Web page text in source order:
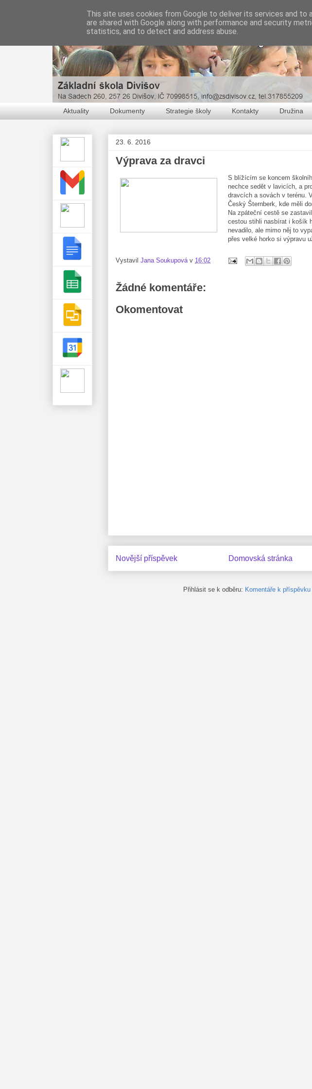
Aktuality Dokumenty Strategie školy Kontakty Družina
23. 6. 2016
Výprava za dravci
S blížícím se koncem
nechce sedět v lavicích, a
dravcích a sovách v terénu.
Český Šternberk, kde měli
Na zpáteční cestě se
cestou stihli nasbírat i košík
nevadilo, ale mimo něj to
přes velké horko si výpravu
Vystavil Jana Soukupová v 16:02
Žádné komentáře:
Okomentovat
Novější příspěvek Domovská stránka
Přihlásit se k odběru: Komentáře k příspěvku
This site uses cookies from Google to deliver its services and to
are shared with Google along with performance and security
statistics, and to detect and address abuse.